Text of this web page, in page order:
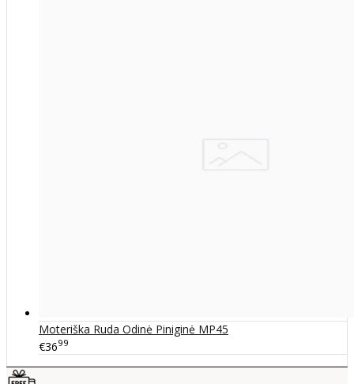
Moteriška Ruda Odinė Piniginė MP45
€3699